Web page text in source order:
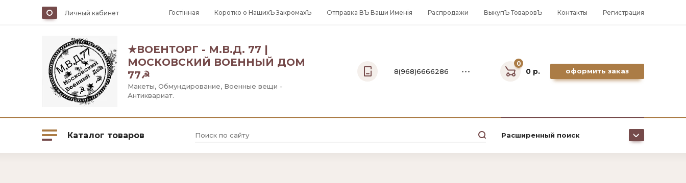
Личный кабинет Гостiнная Коротко о НашихЪ ЗакромахЪ Отправка ВЪ Ваши Именiя Распродажи ВыкупЪ ТоваровЪ Контакты Регистрация
★ВОЕНТОРГ - М.В.Д. 77 |
МОСКОВСКИЙ ВОЕННЫЙ ДОМ
77☭
Макеты, Обмундирование, Военные вещи -
Антиквариат.
8(968)6666286
Москва:
0
0 р. оформить заказ
Каталог товаров Расширенный поиск